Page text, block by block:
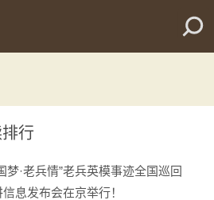
行
梦·老兵情”老兵英模事迹全国巡回
信息发布会在京举行！